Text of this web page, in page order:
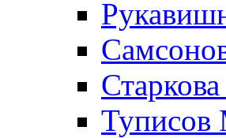
Туписов